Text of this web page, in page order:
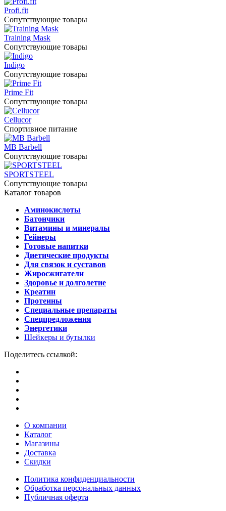
Profi.fit
Сопутствующие товары
Training Mask
Сопутствующие товары
Indigo
Сопутствующие товары
Prime Fit
Сопутствующие товары
Cellucor
Спортивное питание
MB Barbell
Сопутствующие товары
SPORTSTEEL
Сопутствующие товары
Каталог товаров
Аминокислоты
Батончики
Витамины и минералы
Гейнеры
Готовые напитки
Диетические продукты
Для связок и суставов
Жиросжигатели
Здоровье и долголетие
Креатин
Протеины
Специальные препараты
Спецпредложения
Энергетики
Шейкеры и бутылки
Поделитесь ссылкой:
О компании
Каталог
Магазины
Доставка
Скидки
Политика конфиденциальности
Обработка персональных данных
Публичная оферта